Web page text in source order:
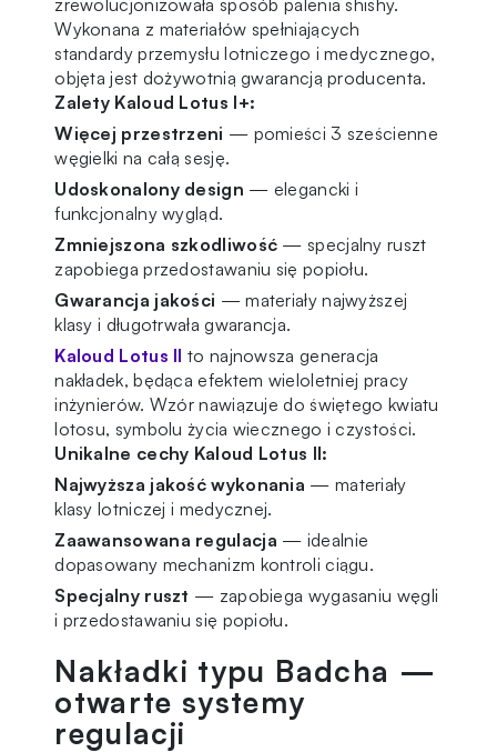
Wykonana z materiałów spełniających
standardy przemysłu lotniczego i medycznego,
objęta jest dożywotnią gwarancją producenta.
Zalety Kaloud Lotus I+:
Więcej przestrzeni — pomieści 3 sześcienne
węgielki na całą sesję.
Udoskonalony design — elegancki i
funkcjonalny wygląd.
Zmniejszona szkodliwość — specjalny ruszt
zapobiega przedostawaniu się popiołu.
Gwarancja jakości — materiały najwyższej
klasy i długotrwała gwarancja.
Kaloud Lotus II to najnowsza generacja
nakładek, będąca efektem wieloletniej pracy
inżynierów. Wzór nawiązuje do świętego kwiatu
lotosu, symbolu życia wiecznego i czystości.
Unikalne cechy Kaloud Lotus II:
Najwyższa jakość wykonania — materiały
klasy lotniczej i medycznej.
Zaawansowana regulacja — idealnie
dopasowany mechanizm kontroli ciągu.
Specjalny ruszt — zapobiega wygasaniu węgli
i przedostawaniu się popiołu.
Nakładki typu Badcha —
otwarte systemy
regulacji